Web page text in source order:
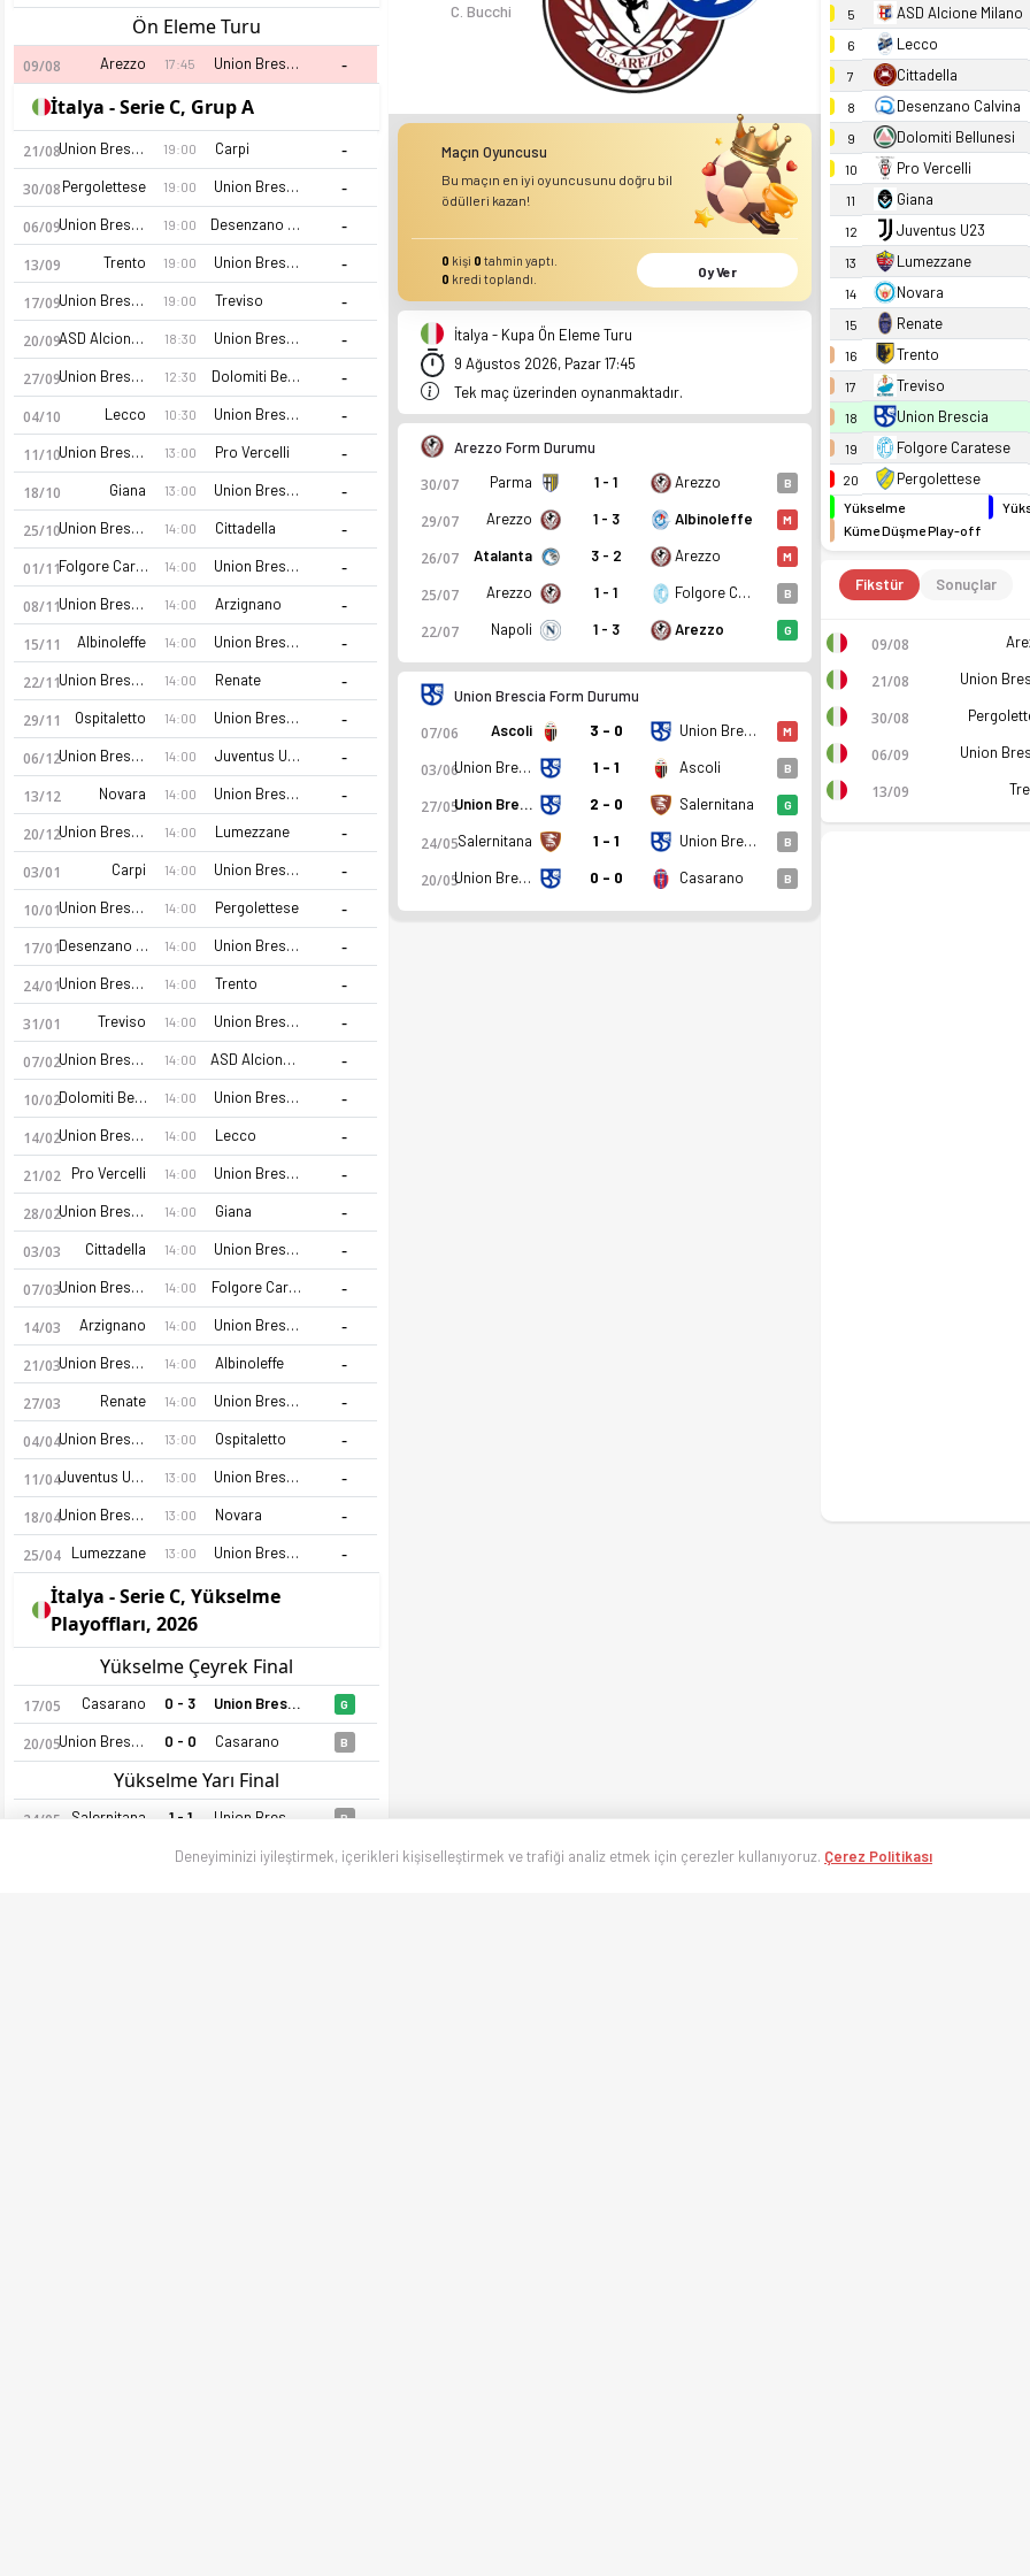
Union Brescia 26-27 sezonu | Serie C, Grup A'de 1. sırada, 0 puan. Kadro, fikstür ve canlı skor Ofsayt'ta.
Ön Eleme Turu
09/08 Arezzo 17:45 Union Brescia
-
İtalya - Serie C, Grup A
21/08 Union Brescia 19:00 Carpi -
30/08Pergolettese 19:00 Union Brescia -
06/09 Union Brescia 19:00 Desenzano Calvina -
13/09 Trento 19:00 Union Brescia -
17/09 Union Brescia 19:00 Treviso -
20/09 ASD Alcione Milano 18:30 Union Brescia -
27/09 Union Brescia 12:30 Dolomiti Bellunesi -
04/10 Lecco 10:30 Union Brescia -
11/10 Union Brescia 13:00 Pro Vercelli -
18/10 Giana 13:00 Union Brescia -
25/10 Union Brescia 14:00 Cittadella -
01/11 Folgore Caratese 14:00 Union Brescia -
08/11 Union Brescia 14:00 Arzignano -
15/11 Albinoleffe 14:00 Union Brescia -
22/11 Union Brescia 14:00 Renate -
29/11 Ospitaletto 14:00 Union Brescia -
06/12 Union Brescia 14:00 Juventus U23 -
13/12 Novara 14:00 Union Brescia -
20/12 Union Brescia 14:00 Lumezzane -
03/01 Carpi 14:00 Union Brescia -
10/01 Union Brescia 14:00 Pergolettese -
17/01 Desenzano Calvina 14:00 Union Brescia -
24/01 Union Brescia 14:00 Trento -
31/01 Treviso 14:00 Union Brescia -
07/02 Union Brescia 14:00 ASD Alcione Milano -
10/02 Dolomiti Bellunesi 14:00 Union Brescia -
14/02 Union Brescia 14:00 Lecco -
21/02 Pro Vercelli 14:00 Union Brescia -
28/02 Union Brescia 14:00 Giana -
03/03 Cittadella 14:00 Union Brescia -
07/03 Union Brescia 14:00 Folgore Caratese -
14/03 Arzignano 14:00 Union Brescia -
21/03 Union Brescia 14:00 Albinoleffe -
27/03 Renate 14:00 Union Brescia -
04/04 Union Brescia 13:00 Ospitaletto -
11/04 Juventus U23 13:00 Union Brescia -
18/04 Union Brescia 13:00 Novara -
25/04 Lumezzane 13:00 Union Brescia
-
İtalya - Serie C, Yükselme
Playoffları, 2026
Yükselme Çeyrek Final
17/05 Casarano 0 - 3 Union Brescia G
20/05 Union Brescia 0 - 0 Casarano B
Yükselme Yarı Final
24/05 Salernitana 1 - 1 B
2 - 0 Salernitana G
C. Bucchi
Maçın Oyuncusu
Bu maçın en iyi oyuncusunu doğru bil
ödülleri kazan!
0 kişi 0 tahmin yaptı.
0 kredi toplandı. Oy Ver
İtalya - Kupa Ön Eleme Turu
9 Ağustos 2026, Pazar 17:45
Tek maç üzerinden oynanmaktadır.
Arezzo Form Durumu
30/07 Parma 1 - 1 Arezzo B
29/07 Arezzo 1 - 3 Albinoleffe M
26/07 Atalanta 3 - 2 Arezzo M
25/07 Arezzo 1 - 1 Folgore Caratese B
22/07 Napoli 1 - 3 Arezzo G
Union Brescia Form Durumu
07/06 Ascoli 3 - 0 Union Brescia M
03/06 Union Brescia 1 - 1 Ascoli B
27/05 Union Brescia 2 - 0 Salernitana G
24/05Salernitana 1 - 1 Union Brescia B
20/05 Union Brescia 0 - 0 Casarano B
5 ASD Alcione Milano
6 Lecco
7 Cittadella
8 Desenzano Calvina
9 Dolomiti Bellunesi
10 Pro Vercelli
11 Giana
12 Juventus U23
13 Lumezzane
14 Novara
15 Renate
16 Trento
17 Treviso
18 Union Brescia
19 Folgore Caratese
20 Pergolettese
Yükselme
Küme Düşme Play-off
Fikstür Sonuçlar
09/08
21/08 Union
30/08
06/09 Union
13/09
Deneyiminizi iyileştirmek, içerikleri kişiselleştirmek ve trafiği analiz etmek için çerezler kullanıyoruz. Çerez Politikası